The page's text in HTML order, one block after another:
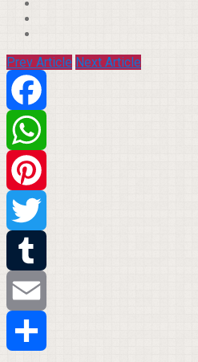
Prev Article Next Article
Facebook
WhatsApp
Pinterest
Twitter
Tumblr
Email